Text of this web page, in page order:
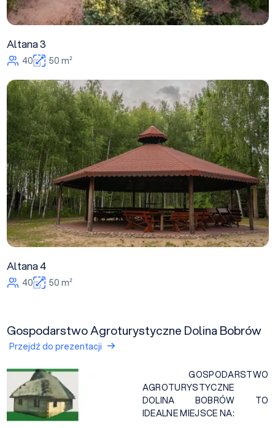
Altana 3
40 50 m²
Altana 4
40 50 m²
Gospodarstwo Agroturystyczne Dolina Bobrów
Przejdź do prezentacji
GOSPODARSTWO
AGROTURYSTYCZNE
DOLINA BOBRÓW TO
IDEALNE MIEJSCE NA: